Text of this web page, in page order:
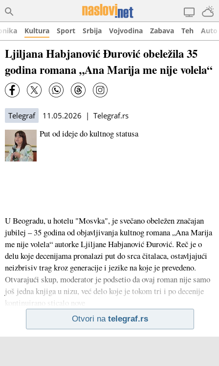
Kultura Sport Srbija Vojvodina Zabava Teh Auto
Ljiljana Habjanović Đurović obeležila 35
godina romana „Ana Marija me nije volela“
Telegraf 11.05.2026 | Telegraf.rs
Put od ideje do kultnog statusa
U Beogradu, u hotelu "Mosvka", je svečano obeležen značajan
jubilej – 35 godina od objavljivanja kultnog romana „Ana Marija
me nije volela“ autorke Ljiljane Habjanović Đurović. Reč je o
delu koje decenijama pronalazi put do srca čitalaca, ostavljajući
neizbrisiv trag kroz generacije i jezike na koje je prevedeno.
Otvarajući skup, moderator je podsetio da ovaj roman nije samo
još jedna knjiga u nizu, već delo koje je tokom tri i po decenije
kontinuirano sticalo nove
Otvori na telegraf.rs